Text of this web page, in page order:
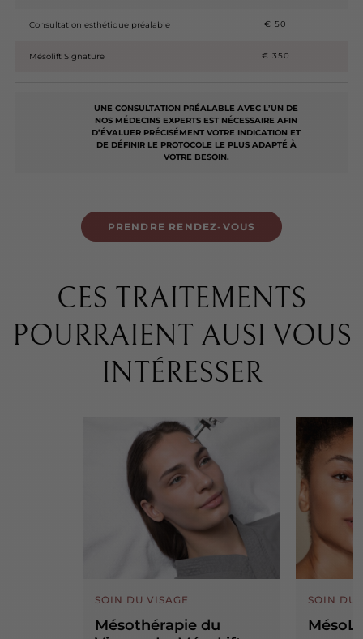
Consultation esthétique préalable € 50
Mésolift Signature € 350
UNE CONSULTATION PRÉALABLE AVEC L’UN DE
NOS MÉDECINS EXPERTS EST NÉCESSAIRE AFIN
D’ÉVALUER PRÉCISÉMENT VOTRE INDICATION ET
DE DÉFINIR LE PROTOCOLE LE PLUS ADAPTÉ À
VOTRE BESOIN.
PRENDRE RENDEZ-VOUS
CES TRAITEMENTS
POURRAIENT AUSI VOUS
INTÉRESSER
SOIN DU VISAGE
Mésothérapie du
SOIN DU